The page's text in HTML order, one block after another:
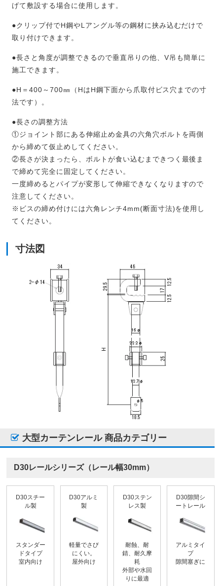
げて敷設する場合に使用します。
●クリップ付でH鋼やLアングル等の鋼材に挟み込むだけで
取り付けできます。
●長さと角度が調整できるので垂直吊りの他、V吊も簡単に
施工できます。
●H＝400～700㎜（HはH鋼下面から爪取付ビス穴までの寸
法です）。
●長さの調整方法
①ジョイント部にある伸縮止め金具の六角穴ボルトを両側
から締めて仮止めしてください。
②長さが決まったら、ボルトが食い込むまできつく最後ま
で締めて完全に固定してください。
一度締めるとパイプが変形して伸縮できなくなりますので
注意してください。
※ビスの締め付けには六角レンチ4mm(断面寸法)を使用し
てください。
寸法図
大型カーテンレール 商品カテゴリー
D30レールシリーズ（レール幅30mm）
D30スチー
ル製
スタンダー
ドタイプ
室内向け
D30アルミ
製
軽量でさび
にくい。
屋外向け
D30ステン
レス製
耐蝕、耐
錆、耐久摩
耗
外部や水回
りに最適
D30隙間シ
ートレール
アルミタイ
プ
隙間塞ぎに